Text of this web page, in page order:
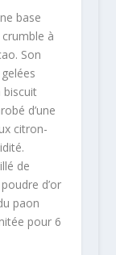
base
à
Son
biscuit
d’une
citron-
de
d’or
paon
pour 6